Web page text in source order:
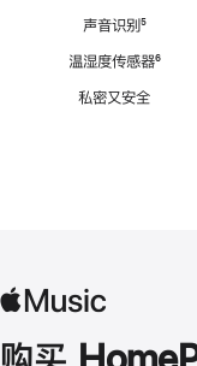
声音识别脚
⁵
温湿度传感器脚
⁶
私密又安全